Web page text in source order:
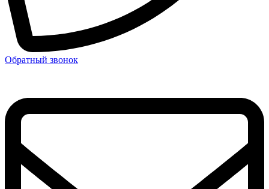
Обратный звонок